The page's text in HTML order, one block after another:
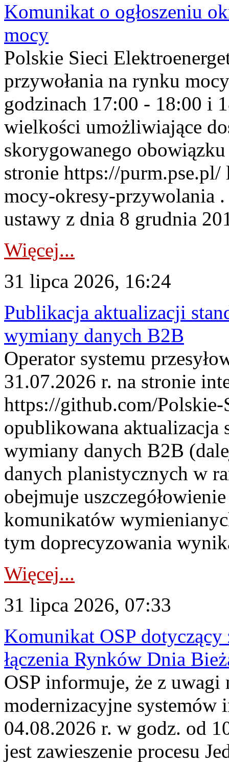
Komunikat o ogłoszeniu
mocy
Polskie Sieci
przywołania na rynku
godzinach 17:00 - 18:00 i
wielkości umożliwiające
skorygowanego
stronie https://
mocy-okresy-przywolania
ustawy z dnia 8 grudnia
Więcej...
31 lipca 2026, 16:24
Publikacja aktualizacji
wymiany danych B2B
Operator systemu
31.07.2026 r. na stronie
https://github.com/Polskie-
opublikowana aktualizacja
wymiany danych B2B
danych planistycznych w
obejmuje
komunikatów
tym doprecyzowania
Więcej...
31 lipca 2026, 07:33
Komunikat OSP dotyczący
łączenia Rynków Dnia
OSP informuje, że z uwagi
modernizacyjne
04.08.2026 r. w godz. od
jest zawieszenie procesu